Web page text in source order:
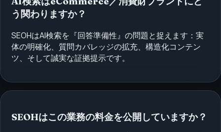
う関わりますか？
SEOHはAI検索を『回答準備性』の問題と捉えます：実
体の明確化、質問カバレッジの拡充、構造化コンテン
ツ、そして誠実な証拠提示です。
SEOHはこの業務の料金を公開していますか？